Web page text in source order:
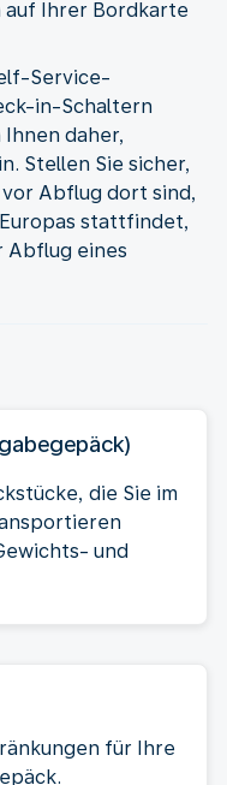
auf Ihrer Bordkarte
Service-
in-Schaltern
daher,
Stellen Sie sicher,
vor Abflug dort sind,
stattfindet,
Abflug eines
die Sie im
und
für Ihre